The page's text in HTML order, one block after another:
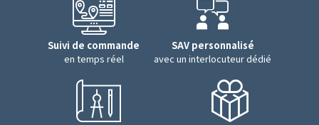
Suivi de commande
en temps réel
SAV personnalisé
avec un interlocuteur dédié